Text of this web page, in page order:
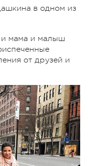
в одном из
и мама и малыш
от друзей и